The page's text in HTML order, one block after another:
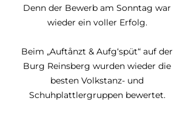
Denn der Bewerb am Sonntag war
wieder ein voller Erfolg.
Beim „Auftånzt & Aufg‘spüt“ auf der
Burg Reinsberg wurden wieder die
besten Volkstanz- und
Schuhplattlergruppen bewertet.